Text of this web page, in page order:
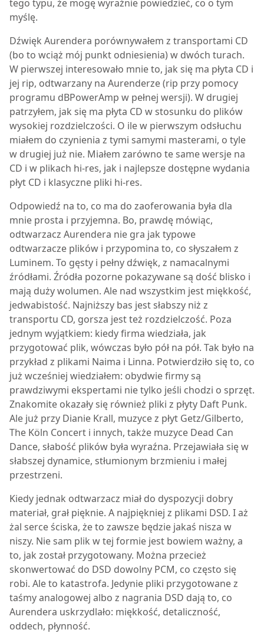
tego typu, że mogę wyraźnie powiedzieć, co o tym
myślę.
Dźwięk Aurendera porównywałem z transportami CD
(bo to wciąż mój punkt odniesienia) w dwóch turach.
W pierwszej interesowało mnie to, jak się ma płyta CD i
jej rip, odtwarzany na Aurenderze (rip przy pomocy
programu dBPowerAmp w pełnej wersji). W drugiej
patrzyłem, jak się ma płyta CD w stosunku do plików
wysokiej rozdzielczości. O ile w pierwszym odsłuchu
miałem do czynienia z tymi samymi masterami, o tyle
w drugiej już nie. Miałem zarówno te same wersje na
CD i w plikach hi-res, jak i najlepsze dostępne wydania
płyt CD i klasyczne pliki hi-res.
Odpowiedź na to, co ma do zaoferowania była dla
mnie prosta i przyjemna. Bo, prawdę mówiąc,
odtwarzacz Aurendera nie gra jak typowe
odtwarzacze plików i przypomina to, co słyszałem z
Luminem. To gęsty i pełny dźwięk, z namacalnymi
źródłami. Źródła pozorne pokazywane są dość blisko i
mają duży wolumen. Ale nad wszystkim jest miękkość,
jedwabistość. Najniższy bas jest słabszy niż z
transportu CD, gorsza jest też rozdzielczość. Poza
jednym wyjątkiem: kiedy firma wiedziała, jak
przygotować plik, wówczas było pół na pół. Tak było na
przykład z plikami Naima i Linna. Potwierdziło się to, co
już wcześniej wiedziałem: obydwie firmy są
prawdziwymi ekspertami nie tylko jeśli chodzi o sprzęt.
Znakomite okazały się również pliki z płyty Daft Punk.
Ale już przy Dianie Krall, muzyce z płyt Getz/Gilberto,
The Köln Concert i innych, także muzyce Dead Can
Dance, słabość plików była wyraźna. Przejawiała się w
słabszej dynamice, stłumionym brzmieniu i małej
przestrzeni.
Kiedy jednak odtwarzacz miał do dyspozycji dobry
materiał, grał pięknie. A najpiękniej z plikami DSD. I aż
żal serce ściska, że to zawsze będzie jakaś nisza w
niszy. Nie sam plik w tej formie jest bowiem ważny, a
to, jak został przygotowany. Można przecież
skonwertować do DSD dowolny PCM, co często się
robi. Ale to katastrofa. Jedynie pliki przygotowane z
taśmy analogowej albo z nagrania DSD dają to, co
Aurendera uskrzydlało: miękkość, detaliczność,
oddech, płynność.